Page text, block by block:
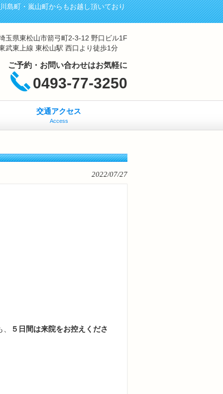
島町・嵐山町からもお越し頂いており
玉県東松山市箭弓町2-3-12 野口ビル1F
武東上線 東松山駅 西口より徒歩1分
ご予約・お問い合わせはお気軽に
0493-77-3250
交通アクセス
Access
2022/07/27
５日間は来院をお控えくださ